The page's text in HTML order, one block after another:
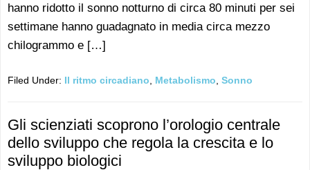
hanno ridotto il sonno notturno di circa 80 minuti per sei
settimane hanno guadagnato in media circa mezzo
chilogrammo e […]
Filed Under: Il ritmo circadiano Metabolismo Sonno
Gli scienziati scoprono l’orologio centrale
dello sviluppo che regola la crescita e lo
sviluppo biologici